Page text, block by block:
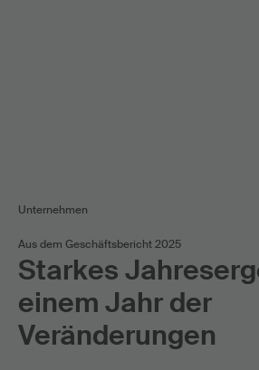
Unternehmen
Aus dem Geschäftsbericht 2025
Starkes
einem Jahr der
Veränderungen